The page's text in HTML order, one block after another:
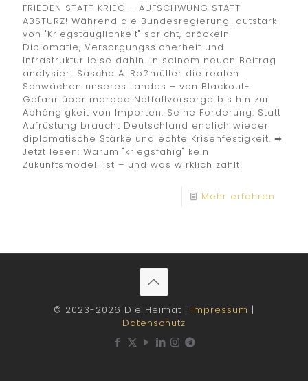
FRIEDEN STATT KRIEG – AUFSCHWUNG STATT
ABSTURZ! Während die Bundesregierung lautstark
von "Kriegstauglichkeit" spricht, bröckeln
Diplomatie, Versorgungssicherheit und
Infrastruktur leise dahin. In seinem neuen Beitrag
analysiert Sascha A. Roßmüller die realen
Schwächen unseres Landes – von Blackout-
Gefahr über marode Notfallvorsorge bis hin zur
Abhängigkeit von Importen. Seine Forderung: Statt
Aufrüstung braucht Deutschland endlich wieder
diplomatische Stärke und echte Krisenfestigkeit. ➡
Jetzt lesen: Warum "kriegsfähig" kein
Zukunftsmodell ist – und was wirklich zählt!
Mehr erfahren
© 2023-2026 Die Heimat | Impressum |
Datenschutz